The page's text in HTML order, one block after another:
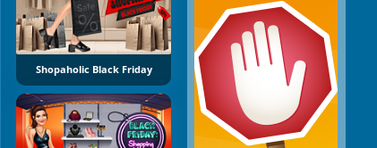
Shopaholic Black Friday